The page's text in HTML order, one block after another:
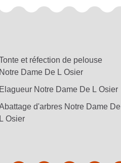
et réfection de pelouse
Notre Dame De L Osier
Elagueur Notre Dame De L Osier
d'arbres Notre Dame De
L Osier